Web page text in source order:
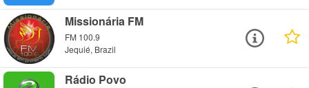
Missionária FM
FM 100.9
Jequié, Brazil
Rádio Povo